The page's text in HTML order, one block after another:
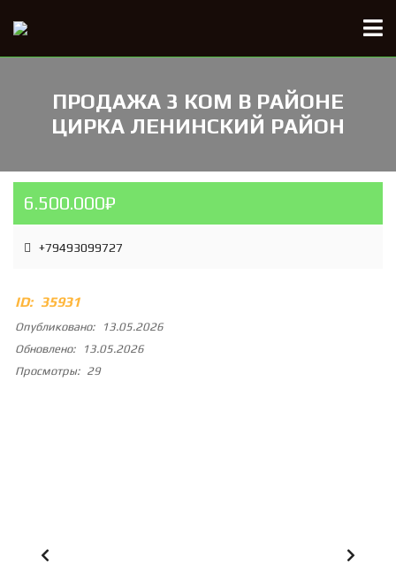
ПРОДАЖА 3 КОМ В РАЙОНЕ
ЦИРКА ЛЕНИНСКИЙ РАЙОН
6.500.000₽
+79493099727
ID: 35931
Опубликовано:
13.05.2026
Обновлено:
13.05.2026
Просмотры: 29